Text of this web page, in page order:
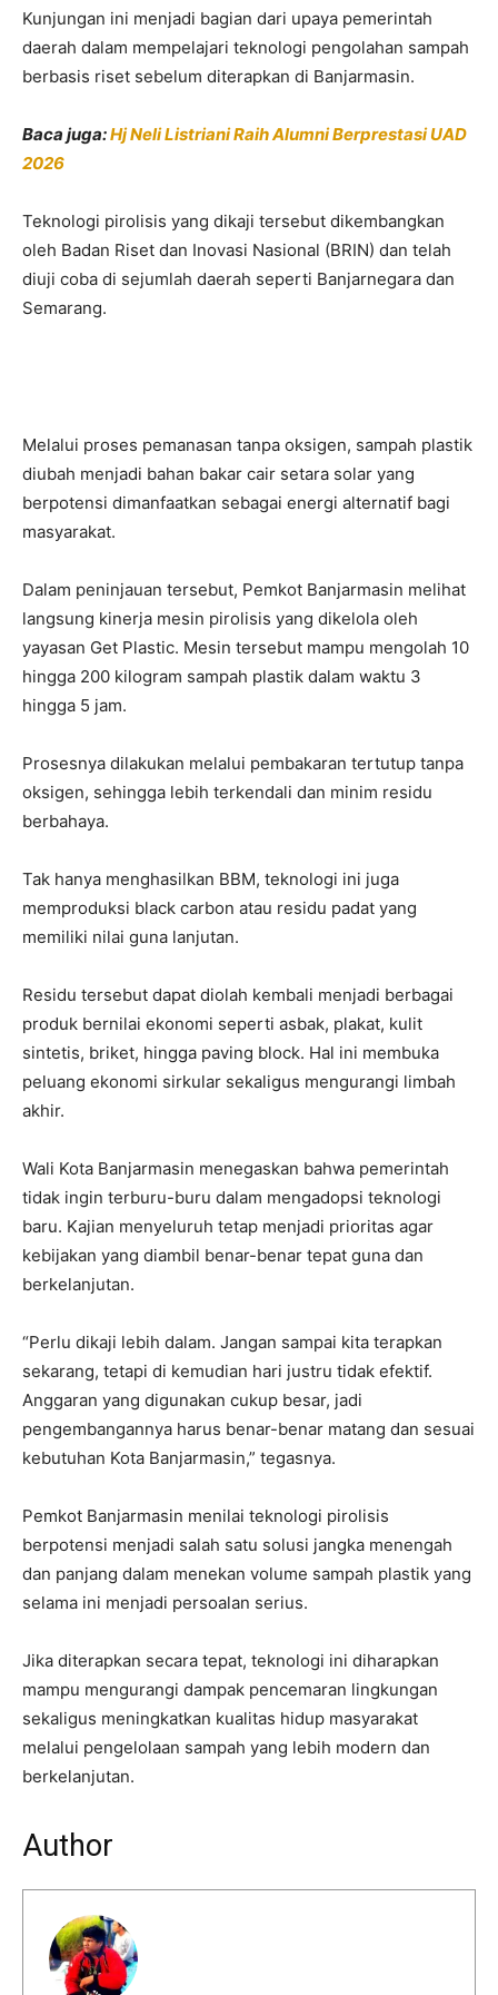
Kunjungan ini menjadi bagian dari upaya pemerintah
daerah dalam mempelajari teknologi pengolahan sampah
berbasis riset sebelum diterapkan di Banjarmasin.
Baca juga:Hj Neli Listriani Raih Alumni Berprestasi UAD
2026
Teknologi pirolisis yang dikaji tersebut dikembangkan
oleh Badan Riset dan Inovasi Nasional (BRIN) dan telah
diuji coba di sejumlah daerah seperti Banjarnegara dan
Semarang.
Melalui proses pemanasan tanpa oksigen, sampah plastik
diubah menjadi bahan bakar cair setara solar yang
berpotensi dimanfaatkan sebagai energi alternatif bagi
masyarakat.
Dalam peninjauan tersebut, Pemkot Banjarmasin melihat
langsung kinerja mesin pirolisis yang dikelola oleh
yayasan Get Plastic. Mesin tersebut mampu mengolah 10
hingga 200 kilogram sampah plastik dalam waktu 3
hingga 5 jam.
Prosesnya dilakukan melalui pembakaran tertutup tanpa
oksigen, sehingga lebih terkendali dan minim residu
berbahaya.
Tak hanya menghasilkan BBM, teknologi ini juga
memproduksi black carbon atau residu padat yang
memiliki nilai guna lanjutan.
Residu tersebut dapat diolah kembali menjadi berbagai
produk bernilai ekonomi seperti asbak, plakat, kulit
sintetis, briket, hingga paving block. Hal ini membuka
peluang ekonomi sirkular sekaligus mengurangi limbah
akhir.
Wali Kota Banjarmasin menegaskan bahwa pemerintah
tidak ingin terburu-buru dalam mengadopsi teknologi
baru. Kajian menyeluruh tetap menjadi prioritas agar
kebijakan yang diambil benar-benar tepat guna dan
berkelanjutan.
“Perlu dikaji lebih dalam. Jangan sampai kita terapkan
sekarang, tetapi di kemudian hari justru tidak efektif.
Anggaran yang digunakan cukup besar, jadi
pengembangannya harus benar-benar matang dan sesuai
kebutuhan Kota Banjarmasin,” tegasnya.
Pemkot Banjarmasin menilai teknologi pirolisis
berpotensi menjadi salah satu solusi jangka menengah
dan panjang dalam menekan volume sampah plastik yang
selama ini menjadi persoalan serius.
Jika diterapkan secara tepat, teknologi ini diharapkan
mampu mengurangi dampak pencemaran lingkungan
sekaligus meningkatkan kualitas hidup masyarakat
melalui pengelolaan sampah yang lebih modern dan
berkelanjutan.
Author